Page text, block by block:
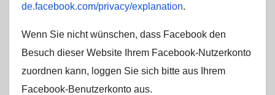
de.facebook.com/privacy/explanation.
Wenn Sie nicht wünschen, dass Facebook den
Besuch dieser Website Ihrem Facebook-Nutzerkonto
zuordnen kann, loggen Sie sich bitte aus Ihrem
Facebook-Benutzerkonto aus.